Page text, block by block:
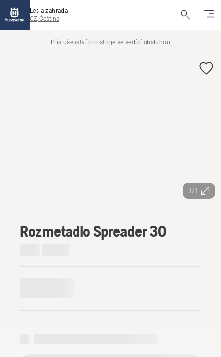
Les a zahrada
CZ, Čeština
Příslušenství pro stroje se sedící obsluhou
1/1
Rozmetadlo Spreader 30